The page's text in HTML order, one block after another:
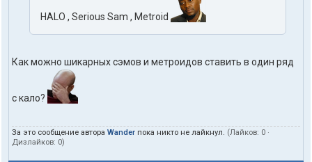
HALO , Serious Sam , Metroid
Как можно шикарных сэмов и метроидов ставить в один ряд
с кало?
За это сообщение автора Wander пока никто не лайкнул. (Лайков: 0 ·
Дизлайков: 0)